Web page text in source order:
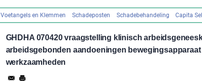
Voetangels en Klemmen Schadeposten Schadebehandeling Capita
GHDHA 070420 vraagstelling klinisch
arbeidsgebonden aandoeningen
werkzaamheden